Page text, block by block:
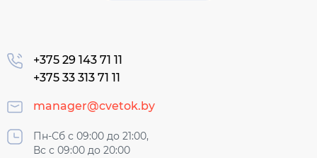
+375 29 143 71 11
+375 33 313 71 11
manager@cvetok.by
Пн-Сб с 09:00 до 21:00,
Вс с 09:00 до 20:00